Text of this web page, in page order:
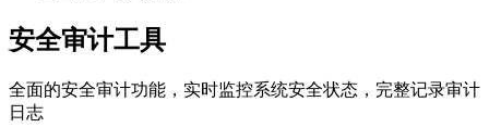
安全审计工具
全面的安全审计功能，实时监控系统安全状态，完整记录审计
日志